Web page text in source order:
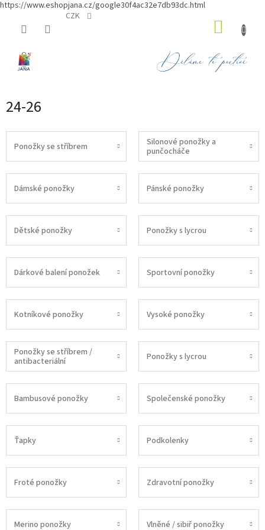
https://www.eshopjana.cz/google30f4ac32e7db93dc.html
CZK
24-26
Ponožky se stříbrem
Silonové ponožky a
punčocháče
Dámské ponožky Pánské ponožky
Dětské ponožky Ponožky s lycrou
Dárkové balení ponožek Sportovní ponožky
Kotníkové ponožky Vysoké ponožky
Ponožky se stříbrem /
antibacteriální
Ponožky s lycrou
Bambusové ponožky Společenské ponožky
Ťapky Podkolenky
Froté ponožky Zdravotní ponožky
Merino ponožky Vlněné / sibiř ponožky